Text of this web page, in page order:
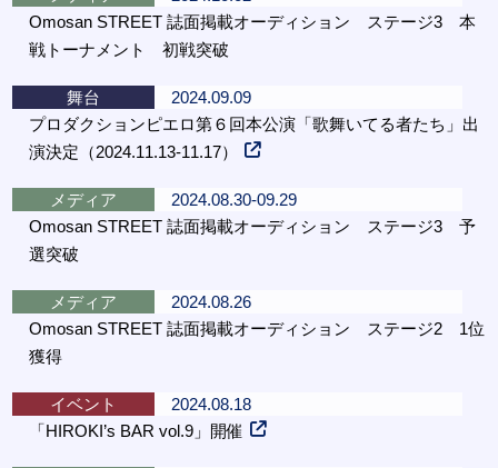
Omosan STREET 誌面掲載オーディション ステージ3 本
戦トーナメント 初戦突破
舞台
2024.09.09
プロダクションピエロ第６回本公演「歌舞いてる者たち」出
演決定（2024.11.13-11.17）
メディア
2024.08.30-09.29
Omosan STREET 誌面掲載オーディション ステージ3 予
選突破
メディア
2024.08.26
Omosan STREET 誌面掲載オーディション ステージ2 1位
獲得
イベント
2024.08.18
「HIROKI’s BAR vol.9」開催